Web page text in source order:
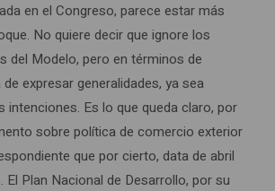
en el Congreso, parece estar más
No quiere decir que ignore los
del Modelo, pero en términos de
expresar generalidades, ya sea
intenciones. Es lo que queda claro, por
sobre política de comercio exterior
que por cierto, data de abril
El Plan Nacional de Desarrollo, por su